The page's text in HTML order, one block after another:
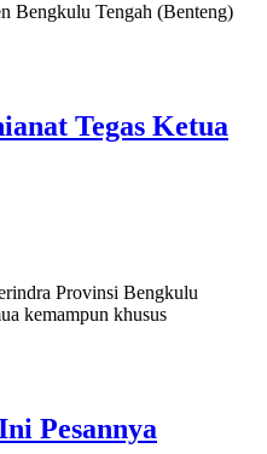
Bengkulu Tengah (Benteng)
Tegas Ketua
Provinsi Bengkulu
kemampun khusus
Pesannya